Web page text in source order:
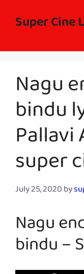
contentSuper Cine
Nagu
bindu
super
July 25, 2020by
Nagu
bindu –